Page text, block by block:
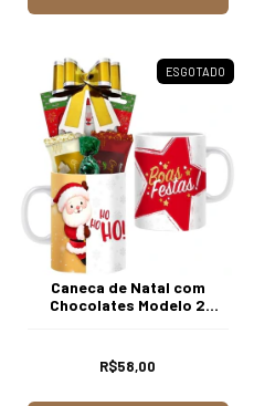
ESGOTADO
Caneca de Natal com
Chocolates Modelo 2
R$58,00